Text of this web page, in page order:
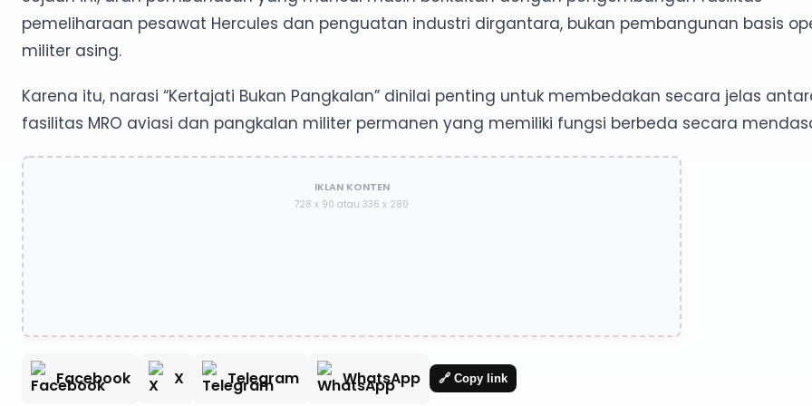
pemeliharaan pesawat Hercules dan penguatan industri dirgantara, bukan pembangunan basis
militer asing.
Karena itu, narasi “Kertajati Bukan Pangkalan” dinilai penting untuk membedakan secara jelas
fasilitas MRO aviasi dan pangkalan militer permanen yang memiliki fungsi berbeda secara
IKLAN KONTEN
728 x 90 atau 336 x 280
Facebook X Telegram WhatsApp 🔗 Copy link